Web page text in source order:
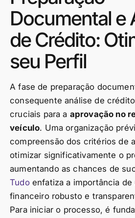
Documental e
de Crédito:
seu Perfil
A fase de preparação
consequente análise de
cruciais para a aprovação no
veículo. Uma organização
compreensão dos critérios de
otimizar significativamente o
aumentando as chances de
Tudoenfatiza a importância de
financeiro robusto e
Para iniciar o processo, é